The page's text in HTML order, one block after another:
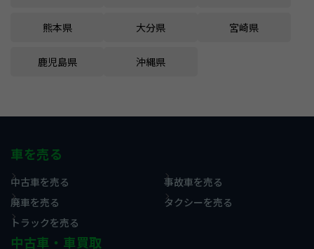
熊本県 大分県 宮崎県
鹿児島県 沖縄県
車を売る
中古車を売る
事故車を売る
廃車を売る
タクシーを売る
トラックを売る
中古車・車買取